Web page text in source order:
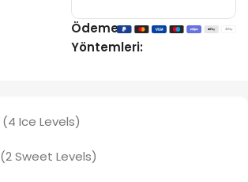
Ödeme
Yöntemleri:
(4 Ice Levels)
(2 Sweet Levels)